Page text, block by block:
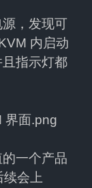
，发现可
内启动
指示灯都
一个产品
会上